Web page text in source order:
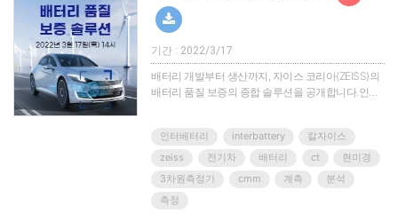
기간 : 2022/3/17
배터리 개발부터 생산까지, 자이스 코리아(ZEISS)의
배터리 품질 보증의 종합 솔루션을 공개합니다.인터
위해 준비하였습니다.많은 관심과 참여를 부탁 드립
니다.*온라인 세미나 참석과 함께 코엑스에서 진행되
고 있는 인터배터리 자이스 부스에 방문해주시는 분
들께는 보다 자세한 영업 상담 및 무료 데모의 기회와
함께 풍성한 선물을 드립니다.인터배터리 자이스 부
인터배터리 interbattery
칼자이스
zeiss
전기차 배터리 ct
현미경
3차원측정기
cmm 계측
분석
측정